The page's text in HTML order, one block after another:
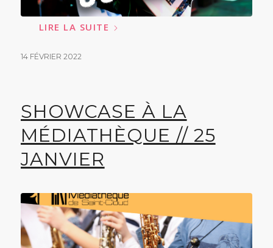
LIRE LA SUITE
14 FÉVRIER 2022
SHOWCASE À LA
MÉDIATHÈQUE // 25
JANVIER